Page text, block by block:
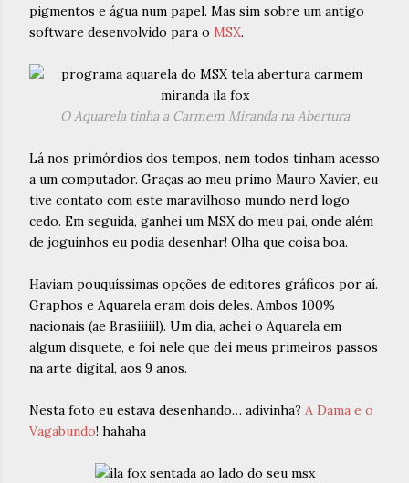
pigmentos e água num papel. Mas sim sobre um antigo
software desenvolvido para o MSX.
O Aquarela tinha a Carmem Miranda na Abertura
Lá nos primórdios dos tempos, nem todos tinham acesso
a um computador. Graças ao meu primo Mauro Xavier, eu
tive contato com este maravilhoso mundo nerd logo
cedo. Em seguida, ganhei um MSX do meu pai, onde além
de joguinhos eu podia desenhar! Olha que coisa boa.
Haviam pouquíssimas opções de editores gráficos por aí.
Graphos e Aquarela eram dois deles. Ambos 100%
nacionais (ae Brasiiiiil). Um dia, achei o Aquarela em
algum disquete, e foi nele que dei meus primeiros passos
na arte digital, aos 9 anos.
Nesta foto eu estava desenhando… adivinha? A Dama e o
Vagabundo! hahaha